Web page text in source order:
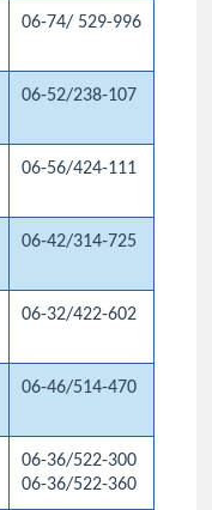
06-74/ 529-996
06-52/238-107
06-56/424-111
06-42/314-725
06-32/422-602
06-46/514-470
06-36/522-300
06-36/522-360